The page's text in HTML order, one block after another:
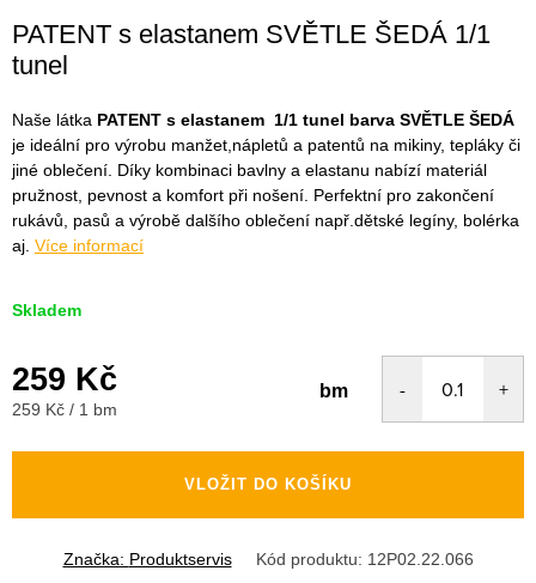
PATENT s elastanem SVĚTLE ŠEDÁ 1/1
tunel
Naše látka PATENT s elastanem 1/1 tunel barva SVĚTLE ŠEDÁ
je ideální pro výrobu manžet,nápletů a patentů na mikiny, tepláky či
jiné oblečení. Díky kombinaci bavlny a elastanu nabízí materiál
pružnost, pevnost a komfort při nošení. Perfektní pro zakončení
rukávů, pasů a výrobě dalšího oblečení např.dětské legíny, bolérka
aj. Více informací
Skladem
259 Kč
Měrná
259 Kč / 1 bm
bm
VLOŽIT DO KOŠÍKU
Značka: Produktservis Kód produktu: 12P02.22.066